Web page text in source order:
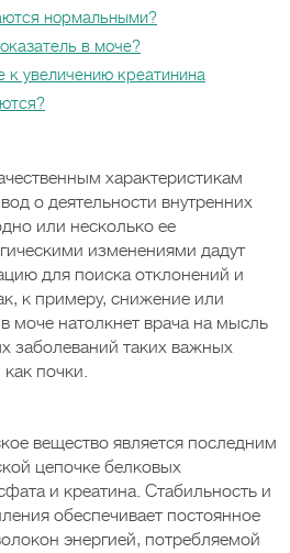
нормальными?
в моче?
увеличению креатинина
характеристикам
о деятельности внутренних
или несколько ее
изменениями дадут
для поиска отклонений и
к примеру, снижение или
моче натолкнет врача на мысль
заболеваний таких важных
почки.
вещество является последним
цепочке белковых
и креатина. Стабильность и
обеспечивает постоянное
энергией, потребляемой